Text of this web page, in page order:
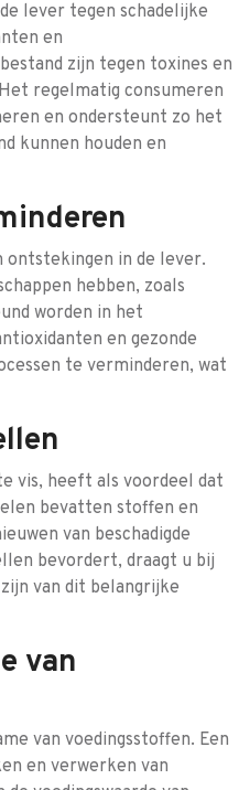
lever tegen schadelijke
en
zijn tegen toxines en
regelmatig consumeren
en ondersteunt zo het
kunnen houden en
ontstekingen in de lever.
hebben, zoals
worden in het
en gezonde
te verminderen, wat
vis, heeft als voordeel dat
bevatten stoffen en
van beschadigde
bevordert, draagt u bij
van dit belangrijke
van
van voedingsstoffen. Een
en verwerken van